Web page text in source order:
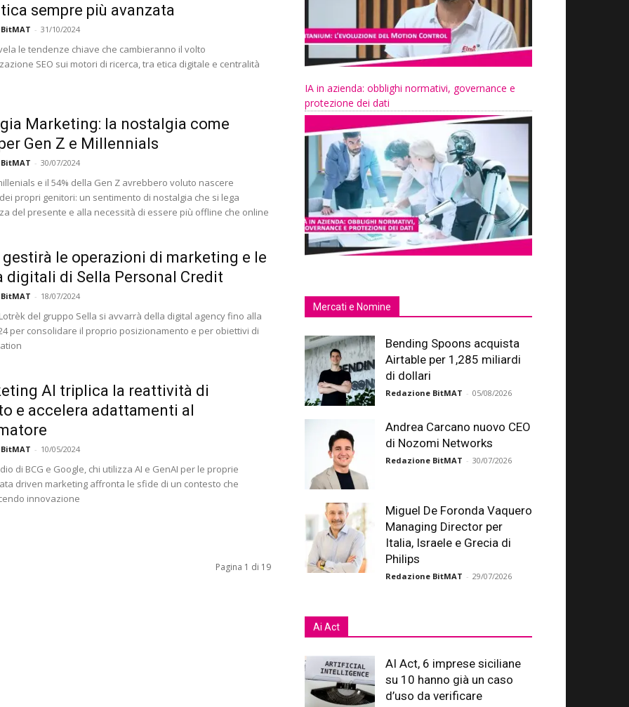
sempre più avanzata
- 31/10/2024
le tendenze chiave che cambieranno il volto
SEO sui motori di ricerca, tra etica digitale e centralità
Marketing: la nostalgia come
Gen Z e Millennials
- 30/07/2024
e il 54% della Gen Z avrebbero voluto nascere
propri genitori: un sentimento di nostalgia che si lega
del presente e alla necessità di essere più offline che online
le operazioni di marketing e le
digitali di Sella Personal Credit
- 18/07/2024
del gruppo Sella si avvarrà della digital agency fino alla
per consolidare il proprio posizionamento e per obiettivi di
AI triplica la reattività di
e accelera adattamenti al
- 10/05/2024
di BCG e Google, chi utilizza AI e GenAI per le proprie
driven marketing affronta le sfide di un contesto che
innovazione
Pagina 1 di 19
IA in azienda: obblighi normativi, governance e
protezione dei dati
Mercati e Nomine
Bending Spoons acquista
Airtable per 1,285 miliardi
di dollari
Redazione BitMAT - 05/08/2026
Andrea Carcano nuovo CEO
di Nozomi Networks
Redazione BitMAT - 30/07/2026
Miguel De Foronda Vaquero
Managing Director per
Italia, Israele e Grecia di
Philips
Redazione BitMAT - 29/07/2026
Ai Act
AI Act, 6 imprese siciliane
su 10 hanno già un caso
d’uso da verificare